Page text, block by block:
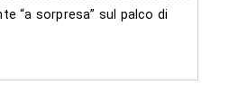
“a sorpresa” sul palco di
e si riparte